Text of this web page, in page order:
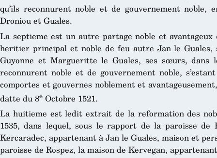
qu’ils reconnurent noble et de gouvernement noble,
Droniou et Guales.
La septieme est un autre partage noble et
heritier principal et noble de feu autre Jan le Guales,
Guyonne et Margueritte le Guales, ses sœurs, dans
reconnurent noble et de gouvernement noble,
comportes et gouvernes noblement et
datte du 8e Octobre 1521.
La huitieme est ledit extrait de la reformation des
1535, dans lequel, sous le rapport de la paroisse de
Kercaradec, appartenant à Jan le Guales, maison et
paroisse de Rospez, la maison de Kervegan,